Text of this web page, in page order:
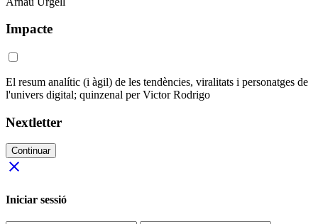
Impacte
El resum analític (i àgil) de les tendències, viralitats i personatges de
l'univers digital; quinzenal per Victor Rodrigo
Nextletter
Continuar
close
Iniciar sessió